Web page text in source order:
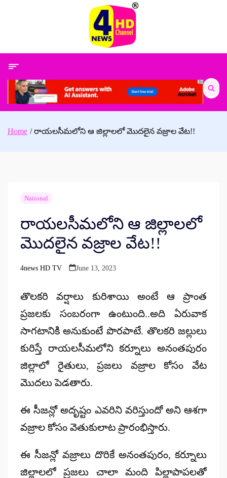
Search
for:
Home రాయలసీమలోని ఆ జిల్లాలలో మొదలైన వజ్రాల వేట!!
National
రాయలసీమలోని ఆ జిల్లాలలో
మొదలైన వజ్రాల వేట!!
Posted
4news HD TV June 13, 2023
తొలకరి వర్షాలు కురిశాయి అంటే ఆ ప్రాంత
ప్రజలకు సంబరంగా ఉంటుంది..అది ఏరువాక
సాగటానికి అనుకుంటే పొరపాటే. తొలకరి జల్లులు
కురిస్తే రాయలసీమలోని కర్నూలు అనంతపురం
జిల్లాలో రైతులు, ప్రజలు వజ్రాల కోసం వేట
మొదలు పెడతారు.
ఈ సీజన్లో అదృష్టం ఎవరిని వరిస్తుందో అని ఆశగా
వజ్రాల కోసం వెతుకులాట ప్రారంభిస్తారు.
ఈ సీజన్లో వజ్రాలు దొరికే అనంతపురం, కర్నూలు
జిల్లాలలో ప్రజలు చాలా మంది పిల్లాపాపలతో